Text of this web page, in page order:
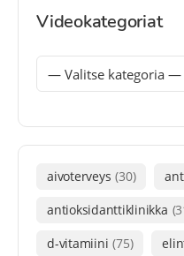
Videokategoriat
aivoterveys (30)
antioksidanttiklinikka
d-vitamiini (75)